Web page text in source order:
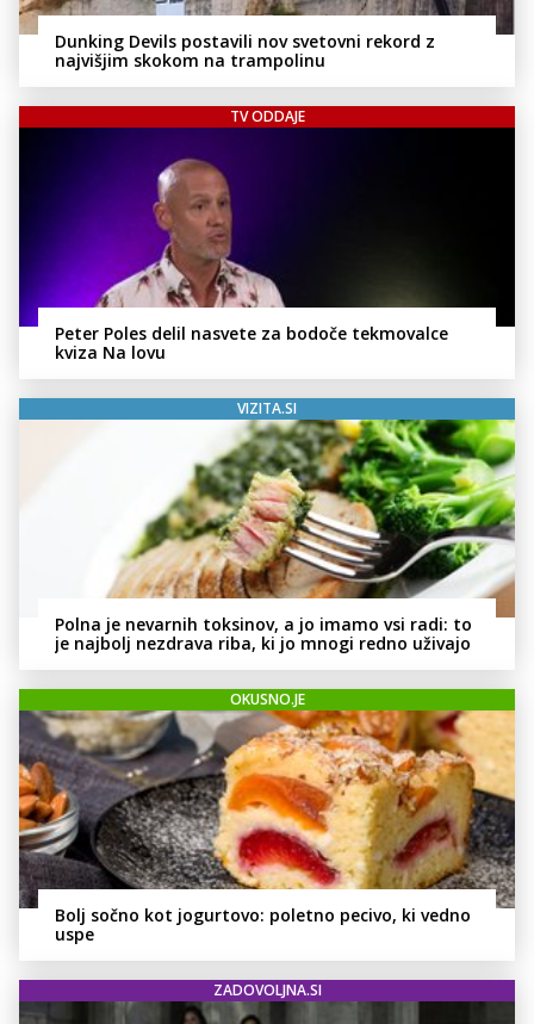
Dunking Devils postavili nov svetovni rekord z
najvišjim skokom na trampolinu
TV ODDAJE
Peter Poles delil nasvete za bodoče tekmovalce
kviza Na lovu
VIZITA.SI
Polna je nevarnih toksinov, a jo imamo vsi radi: to
je najbolj nezdrava riba, ki jo mnogi redno uživajo
OKUSNO.JE
Bolj sočno kot jogurtovo: poletno pecivo, ki vedno
uspe
ZADOVOLJNA.SI